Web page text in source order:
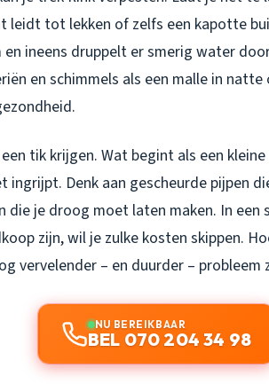
leidt tot lekken of zelfs een kapotte
ineens druppelt er smerig water
en schimmels als een malle in
tik krijgen. Wat begint als een
ingrijpt. Denk aan gescheurde pijpen
die je droog moet laten maken. In een
zijn, wil je zulke kosten skippen.
vervelender – en duurder – probleem
NU BEREIKBAAR
BEL 070 204 34 98